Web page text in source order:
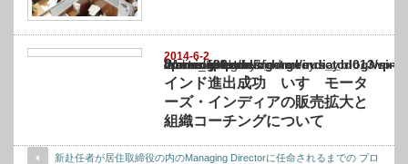
2014-6-2
Warning
: Undefined array key "show_category" in
/home/netst/kuno-cpa.co.jp/public_html/india_blog/wp-content/themes/
on line183
インド進出成功 いすゞモータ
ーズ・インディアの販売拡大と
組織コーチングについて
新赴任者が居住取締役の内のManaging Directorに任命されるまでの プロ